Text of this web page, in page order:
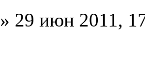
» 29 июн 2011,